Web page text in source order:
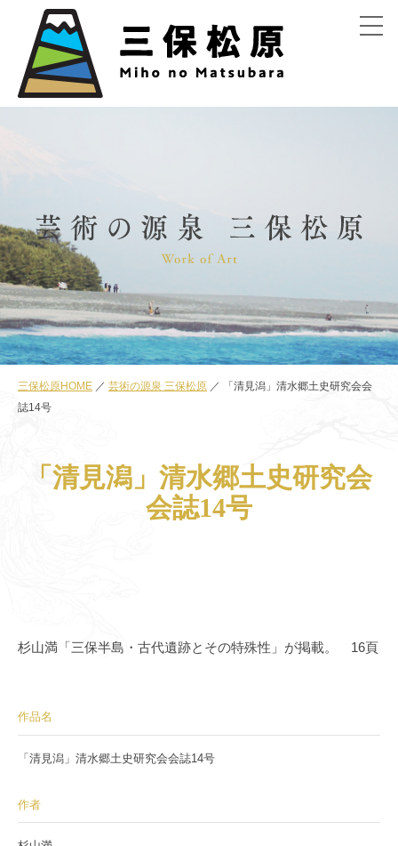
menu
三保松原HOME 芸術の源泉 三保松原
「清見潟」清水郷土史研究会会
誌14号
「清見潟」清水郷土史研究会
会誌14号
杉山満「三保半島・古代遺跡とその特殊性」が掲載。 16頁
作品名
「清見潟」清水郷土史研究会会誌14号
作者